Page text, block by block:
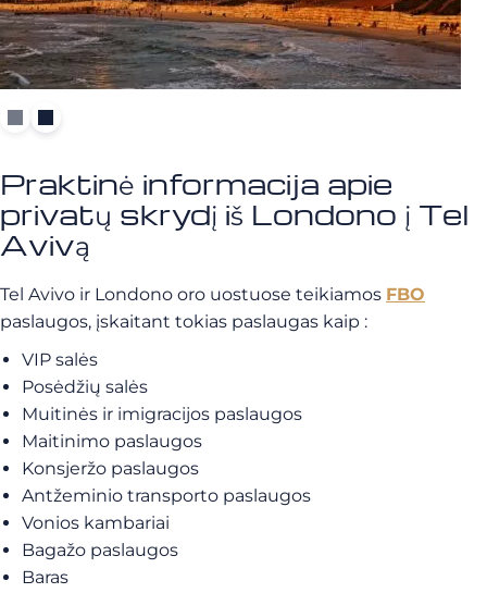
Praktinė informacija apie
privatų skrydį iš Londono į Tel
Avivą
Tel Avivo ir Londono oro uostuose teikiamos FBO
paslaugos, įskaitant tokias paslaugas kaip :
VIP salės
Posėdžių salės
Muitinės ir imigracijos paslaugos
Maitinimo paslaugos
Konsjeržo paslaugos
Antžeminio transporto paslaugos
Vonios kambariai
Bagažo paslaugos
Baras